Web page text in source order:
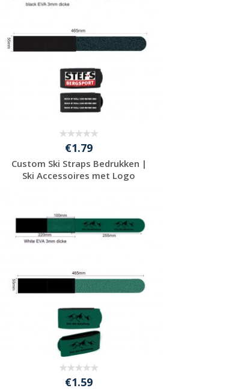
€1.79
Custom Ski Straps Bedrukken |
Ski Accessoires met Logo
aanvragen
€1.59